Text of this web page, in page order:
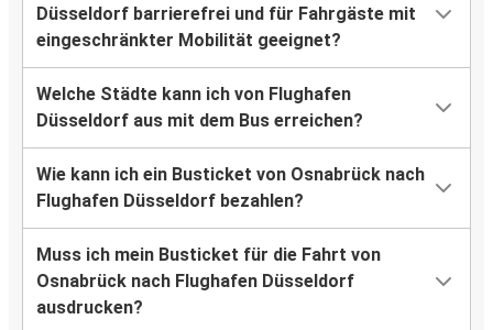
Düsseldorf barrierefrei und für Fahrgäste mit
eingeschränkter Mobilität geeignet?
Welche Städte kann ich von Flughafen
Düsseldorf aus mit dem Bus erreichen?
Wie kann ich ein Busticket von Osnabrück nach
Flughafen Düsseldorf bezahlen?
Muss ich mein Busticket für die Fahrt von
Osnabrück nach Flughafen Düsseldorf
ausdrucken?